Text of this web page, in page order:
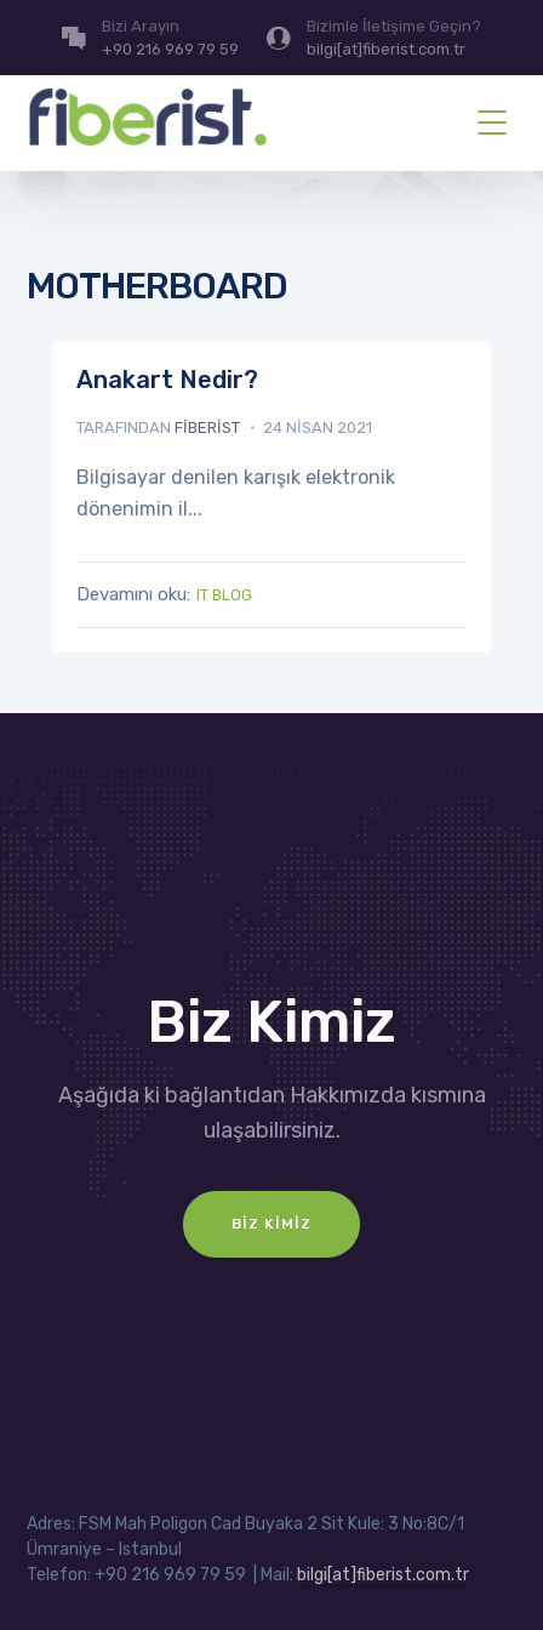
Bizi Arayın
+90 216 969 79 59
Bizimle İletişime Geçin?
bilgi[at]fiberist.com.tr
MOTHERBOARD
Anakart Nedir?
TARAFINDAN FIBERIST 24 NISAN 2021
Bilgisayar denilen karışık elektronik
dönenimin il...
Devamını oku: IT BLOG
Biz Kimiz
Aşağıda ki bağlantıdan Hakkımızda kısmına
ulaşabilirsiniz.
BIZ KIMIZ
Adres: FSM Mah Poligon Cad Buyaka 2 Sit Kule: 3 No:8C/1
Ümraniye – Istanbul
Telefon: +90 216 969 79 59 | Mail: bilgi[at]fiberist.com.tr